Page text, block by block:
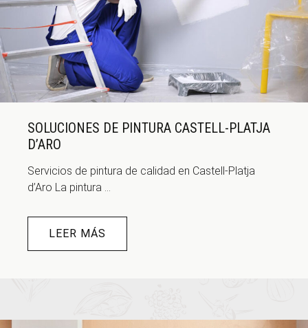
SOLUCIONES DE PINTURA CASTELL-PLATJA
D’ARO
Servicios de pintura de calidad en Castell-Platja
d’Aro La pintura ...
LEER MÁS